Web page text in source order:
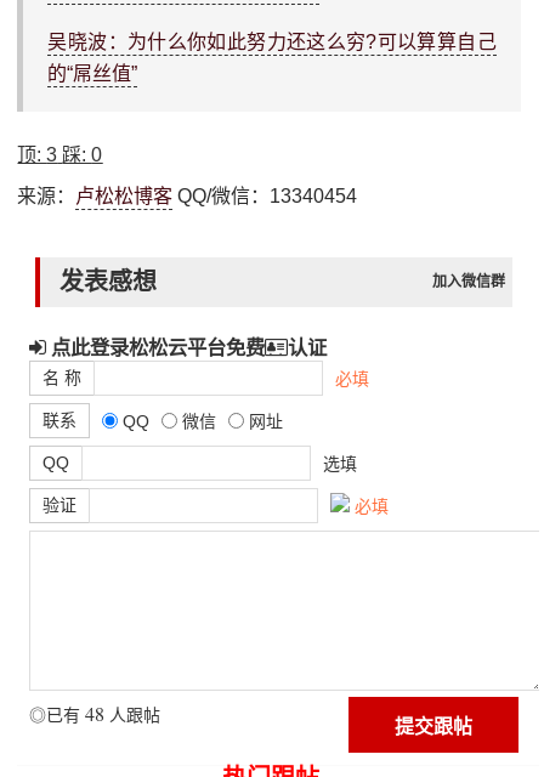
吴晓波：为什么你如此努力还这么穷?可以算算自己
的“屌丝值”
顶:3 踩:0
来源： 卢松松博客 QQ/微信：13340454
发表感想 加入微信群
点此登录松松云平台免费 认证
名 称 必填
联系 QQ 微信 网址
QQ 选填
验证 必填
◎已有 48 人跟帖